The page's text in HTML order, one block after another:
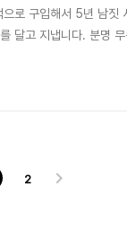
로 구입해서 5년 남
달고 지냅니다. 분명
2